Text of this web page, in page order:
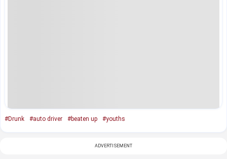
#Drunk #auto driver #beaten up #youths
ADVERTISEMENT